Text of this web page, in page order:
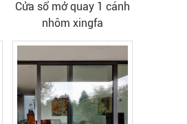
Cửa sổ mở quay 1 cánh
nhôm xingfa